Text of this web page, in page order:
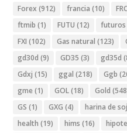
Forex (912) francia (10) FRC
ftmib (1) FUTU (12) futuros
FXI (102) Gas natural (123)
gd30d (9) GD35 (3) gd35d
Gdxj (15) ggal (218) Ggb
gme (1) GOL(18) Gold
GS (1) GXG (4) harina de
health (19) hims (16)